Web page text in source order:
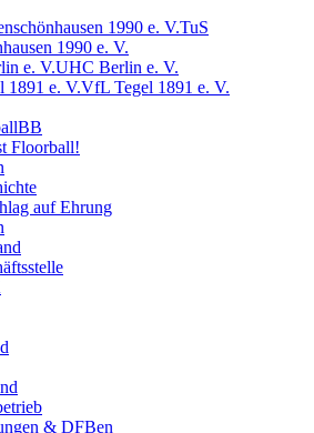
TuS
1990 e. V.
UHC Berlin e. V.
VfL Tegel 1891 e. V.
Floorball!
auf Ehrung
& DFBen